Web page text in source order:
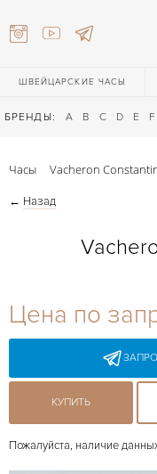
ШВЕЙЦАРСКИЕ ЧАСЫ
БРЕНДЫ: A B C D E F
27-44
Часы Vacheron
← Назад
Цена по
КУПИТЬ
Пожалуйста, наличие